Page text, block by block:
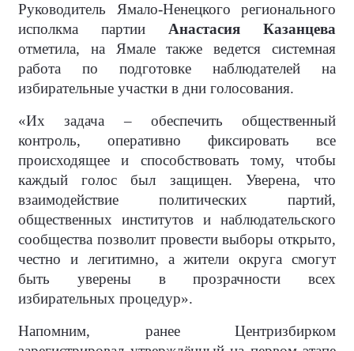
Руководитель Ямало-Ненецкого регионального
исполкма партии Анастасия Казанцева
отметила, на Ямале также ведется системная
работа по подготовке наблюдателей на
избирательные участки в дни голосования.
«Их задача – обеспечить общественный
контроль, оперативно фиксировать все
происходящее и способствовать тому, чтобы
каждый голос был защищен. Уверена, что
взаимодействие политических партий,
общественных институтов и наблюдательского
сообщества позволит провести выборы открыто,
честно и легитимно, а жители округа смогут
быть уверены в прозрачности всех
избирательных процедур».
Напомним, ранее Центризбирком